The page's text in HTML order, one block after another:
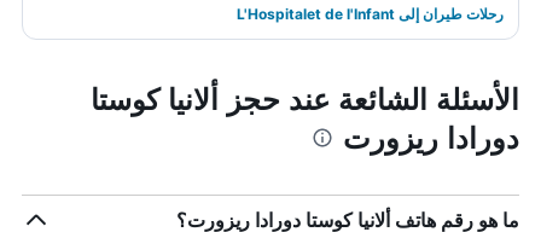
رحلات طيران إلى L'Hospitalet de l'Infant
الأسئلة الشائعة عند حجز ألانيا كوستا
دورادا ريزورت
ما هو رقم هاتف ألانيا كوستا دورادا ريزورت؟